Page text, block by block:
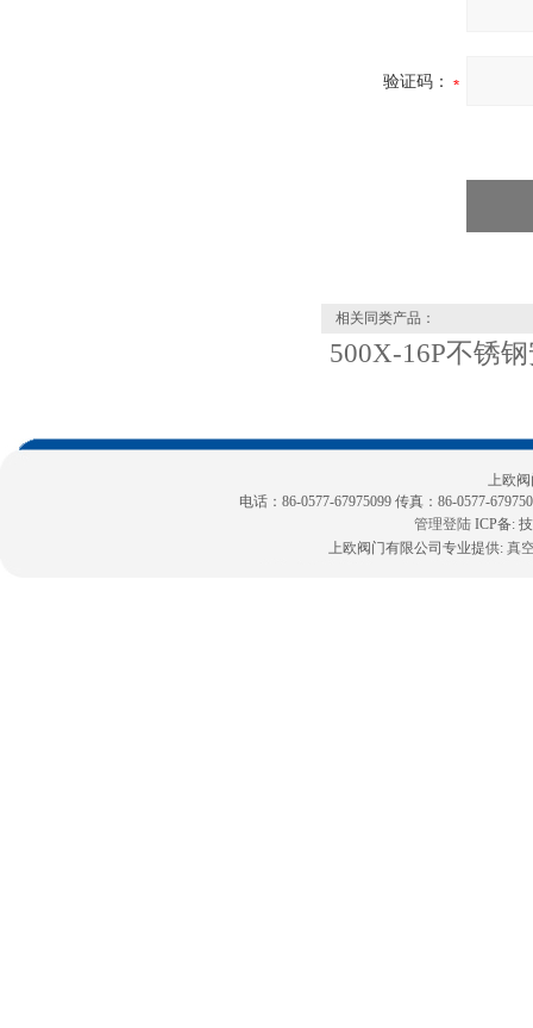
验证码：
相关同类产品：
500X-16P不锈
上欧阀
电话：86-0577-67975099 传真：86-0577-
管理登陆 ICP备:技
上欧阀门有限公司专业提供: 真